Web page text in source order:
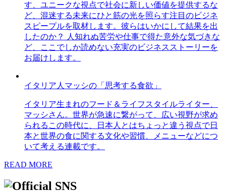
す、ユニークな視点で社会に新しい価値を提供するな
ど、混迷する未来にひと筋の光を照らす注目のビジネ
スピープルを取材します。彼らはいかにして結果を出
したのか？ 人知れぬ苦労や仕事で得た意外な気づきな
ど、ここでしか読めない充実のビジネスストーリーを
お届けします。
イタリア人マッシの「思考する食欲」
イタリア生まれのフード＆ライフスタイルライター、
マッシさん。世界が急速に繋がって、広い視野が求め
られるこの時代に、日本人とはちょっと違う視点で日
本と世界の食に関する文化や習慣、メニューなどにつ
いて考える連載です。
READ MORE